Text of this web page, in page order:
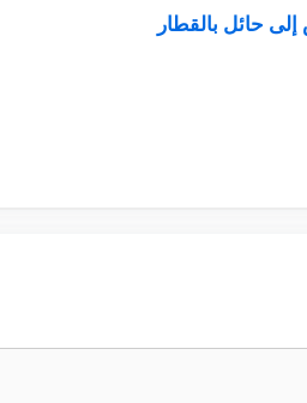
حائل بالقطار